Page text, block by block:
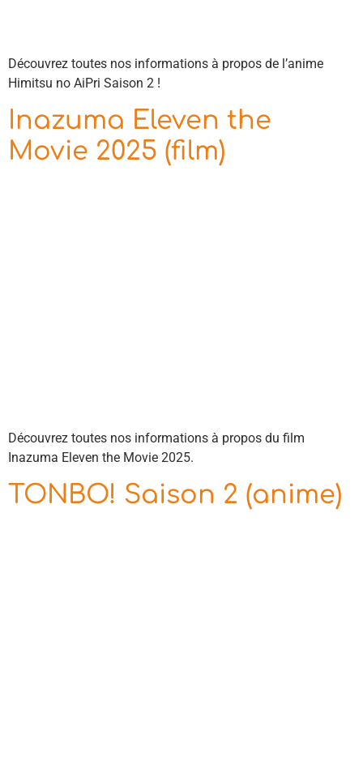
Découvrez toutes nos informations à propos de l’anime
Himitsu no AiPri Saison 2 !
Inazuma Eleven the
Movie 2025 (film)
Découvrez toutes nos informations à propos du film
Inazuma Eleven the Movie 2025.
TONBO! Saison 2 (anime)